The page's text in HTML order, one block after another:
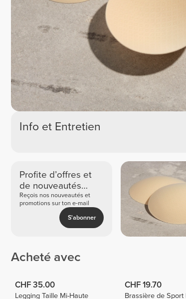
Info et Entretien
Profite d’offres et
de nouveautés
exclusives
Reçois nos nouveautés et
promotions sur ton e-mail
S'abonner
Acheté avec
CHF 35.00
Legging Taille Mi-Haute
CHF 19.70
Brassière de Sport